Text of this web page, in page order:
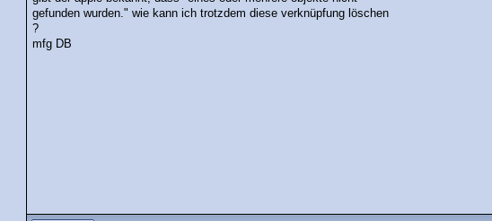
gefunden wurden." wie kann ich trotzdem diese verknüpfung löschen
?
mfg DB